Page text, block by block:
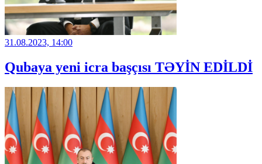
31.08.2023, 14:00
Qubaya yeni icra başçısı TƏYİN EDİLDİ